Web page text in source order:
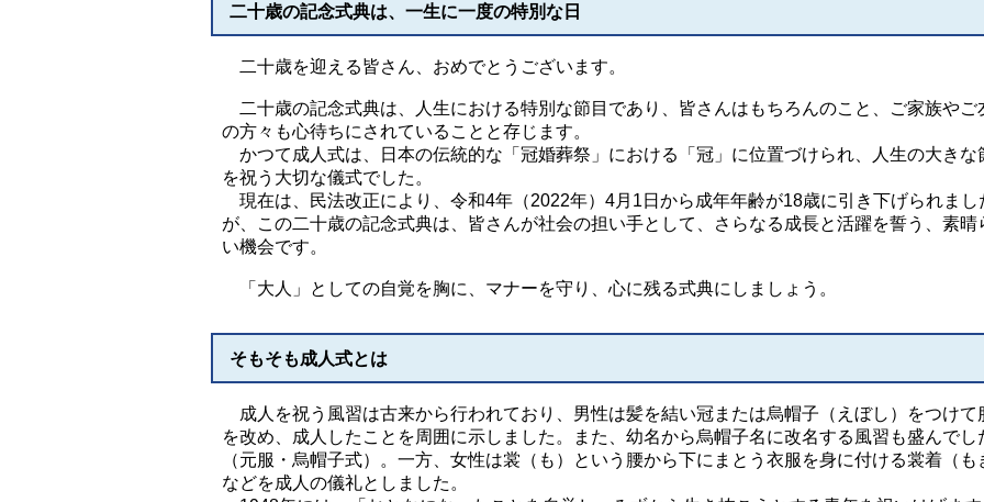
二十歳の記念式典は、一生に一度の特別な日
二十歳を迎える皆さん、おめでとうございます。
二十歳の記念式典は、人生における特別な節目であり、皆さんはもちろんのこと、ご家族やご
の方々も心待ちにされていることと存じます。
かつて成人式は、日本の伝統的な「冠婚葬祭」における「冠」に位置づけられ、人生の大きな
を祝う大切な儀式でした。
現在は、民法改正により、令和4年（2022年）4月1日から成年年齢が18歳に引き下げられまし
が、この二十歳の記念式典は、皆さんが社会の担い手として、さらなる成長と活躍を誓う、素晴
い機会です。
「大人」としての自覚を胸に、マナーを守り、心に残る式典にしましょう。
そもそも成人式とは
成人を祝う風習は古来から行われており、男性は髪を結い冠または烏帽子（えぼし）をつけて
を改め、成人したことを周囲に示しました。また、幼名から烏帽子名に改名する風習も盛んでし
（元服・烏帽子式）。一方、女性は裳（も）という腰から下にまとう衣服を身に付ける裳着（も
などを成人の儀礼としました。